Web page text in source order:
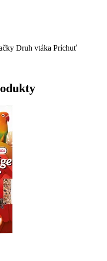
Druh vtáka Príchuť